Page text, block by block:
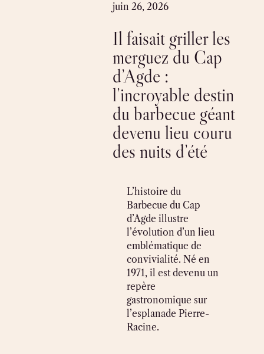
juin 26, 2026
Il faisait griller les
merguez du Cap
d’Agde :
l’incroyable destin
du barbecue géant
devenu lieu couru
des nuits d’été
L’histoire du
Barbecue du Cap
d’Agde illustre
l’évolution d’un lieu
emblématique de
convivialité. Né en
1971, il est devenu un
repère
gastronomique sur
l’esplanade Pierre-
Racine.